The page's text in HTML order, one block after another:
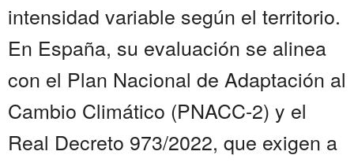
intensidad variable según el territorio.
En España, su evaluación se alinea
con el Plan Nacional de Adaptación al
Cambio Climático (PNACC-2) y el
Real Decreto 973/2022, que exigen a